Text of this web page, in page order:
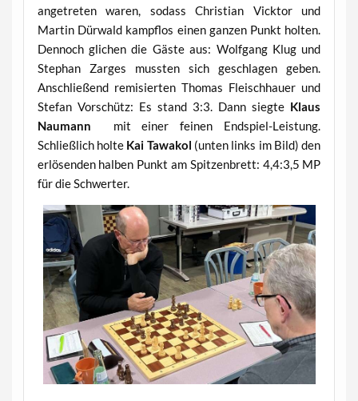
angetreten waren, sodass Christian Vicktor und
Martin Dürwald kampflos einen ganzen Punkt holten.
Dennoch glichen die Gäste aus: Wolfgang Klug und
Stephan Zarges mussten sich geschlagen geben.
Anschließend remisierten Thomas Fleischhauer und
Stefan Vorschütz: Es stand 3:3. Dann siegte Klaus
Naumann mit einer feinen Endspiel-Leistung.
Schließlich holte Kai Tawakol (unten links im Bild) den
erlösenden halben Punkt am Spitzenbrett: 4,4:3,5 MP
für die Schwerter.